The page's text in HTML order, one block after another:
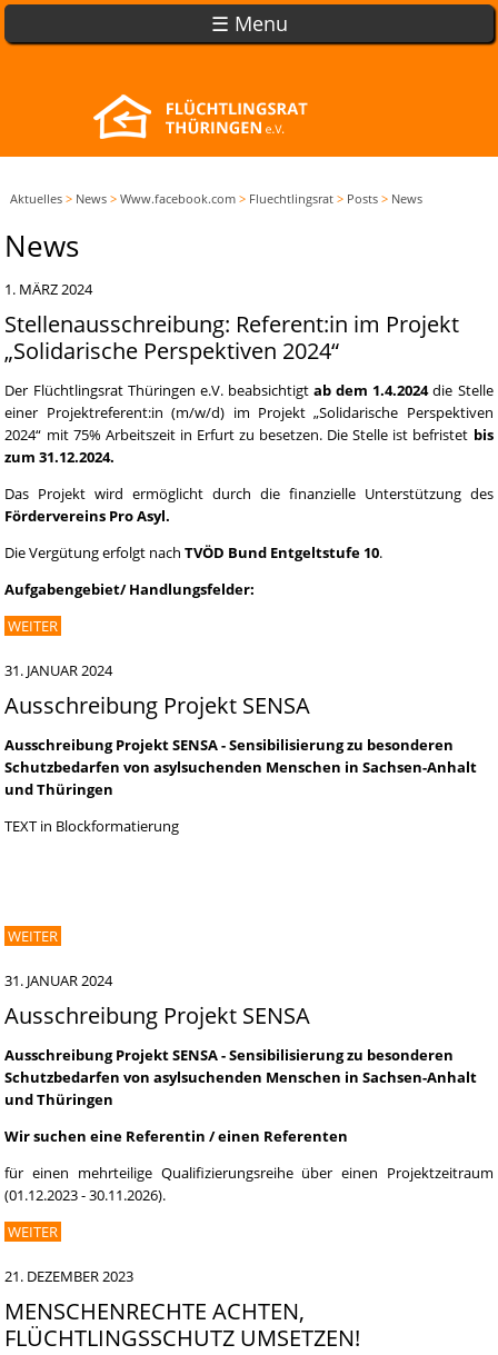
☰ Menu
Aktuelles > News > Www.facebook.com > Fluechtlingsrat > Posts > News
News
1. MÄRZ 2024
Stellenausschreibung: Referent:in im Projekt
„Solidarische Perspektiven 2024“
Der Flüchtlingsrat Thüringen e.V. beabsichtigtab dem 1.4.2024die Stelle
einer Projektreferent:in (m/w/d) im Projekt „Solidarische Perspektiven
2024“ mit 75% Arbeitszeit in Erfurt zu besetzen. Die Stelle ist befristet bis
zum 31.12.2024.
Das Projekt wird ermöglicht durch die finanzielle Unterstützung des
Fördervereins Pro Asyl.
Die Vergütung erfolgt nachTVÖD Bund Entgeltstufe 10.
Aufgabengebiet/ Handlungsfelder:
WEITER
31. JANUAR 2024
Ausschreibung Projekt SENSA
Ausschreibung ProjektSENSA - Sensibilisierung zu besonderen
Schutzbedarfen von asylsuchenden Menschen in Sachsen-Anhalt
und Thüringen
TEXT in Blockformatierung
WEITER
31. JANUAR 2024
Ausschreibung Projekt SENSA
Ausschreibung ProjektSENSA - Sensibilisierung zu besonderen
Schutzbedarfen von asylsuchenden Menschen in Sachsen-Anhalt
und Thüringen
Wir suchen eine Referentin / einen Referenten
für einen mehrteilige Qualifizierungsreihe über einen Projektzeitraum
(01.12.2023 - 30.11.2026).
WEITER
21. DEZEMBER 2023
MENSCHENRECHTE ACHTEN,
FLÜCHTLINGSSCHUTZ UMSETZEN!